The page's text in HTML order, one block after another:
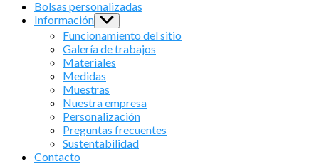
Bolsas personalizadas
Información Show
sub
menu
Funcionamiento del sitio
Galería de trabajos
Materiales
Medidas
Muestras
Nuestra empresa
Personalización
Preguntas frecuentes
Sustentabilidad
Contacto